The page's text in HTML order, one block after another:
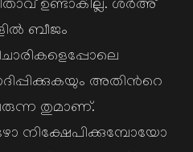
പിതാവ് ഉണ്ടാകില്ല. ശര്‍അ്
ബീജം
അതിന്‍റെ
വരുന്ന തുമാണ്.
നിക്ഷേപിക്കുമ്പോയോ